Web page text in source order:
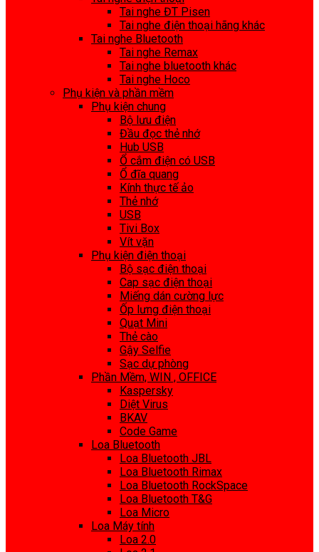
Tai nghe ĐT Pisen
Tai nghe điện thoại hãng khác
Tai nghe Bluetooth
Tai nghe Remax
Tai nghe bluetooth khác
Tai nghe Hoco
Phụ kiện và phần mềm
Phụ kiện chung
Bộ lưu điện
Đầu đọc thẻ nhớ
Hub USB
Ổ cắm điện có USB
Ổ đĩa quang
Kính thực tế ảo
Thẻ nhớ
USB
Tivi Box
Vít vặn
Phụ kiện điện thoại
Bộ sạc điện thoại
Cap sạc điện thoại
Miếng dán cường lực
Ốp lưng điện thoại
Quạt Mini
Thẻ cào
Gậy Selfie
Sạc dự phòng
Phần Mềm, WIN , OFFICE
Kaspersky
Diệt Virus
BKAV
Code Game
Loa Bluetooth
Loa Bluetooth JBL
Loa Bluetooth Rimax
Loa Bluetooth RockSpace
Loa Bluetooth T&G
Loa Micro
Loa Máy tính
Loa 2.0